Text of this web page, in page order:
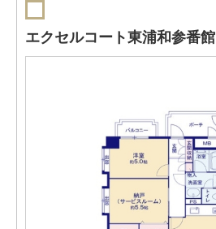
エクセルコート東浦和参番館